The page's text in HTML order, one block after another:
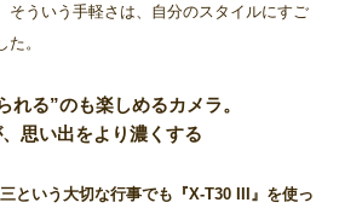
そういう手軽さは、自分のスタイルにすご
。
れる”のも楽しめるカメラ。
思い出をより濃くする
という大切な行事でも『X-T30 III』を使っ